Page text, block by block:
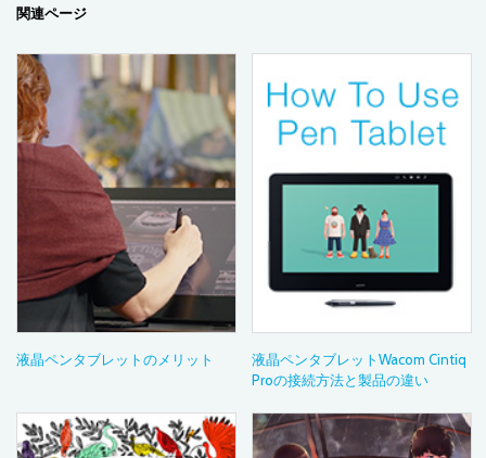
関連ページ
液晶ペンタブレットのメリット
液晶ペンタブレットWacom Cintiq
Proの接続方法と製品の違い